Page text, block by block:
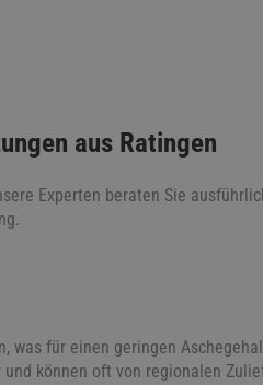
aus Ratingen
Experten beraten Sie
für einen geringen
können oft von regionalen